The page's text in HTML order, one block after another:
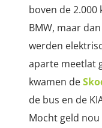
boven de 2.000
BMW, maar
werden
aparte meetlat
kwamen de
de bus en de
Mocht geld